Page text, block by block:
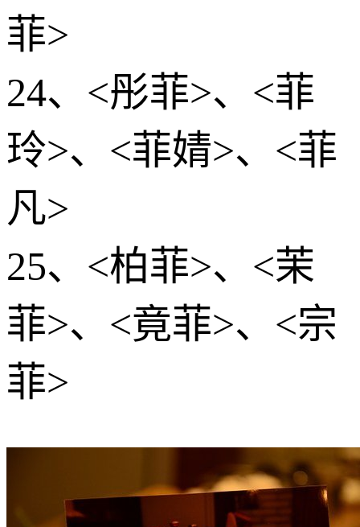
菲>
24、<彤菲>、<菲
玲>、<菲婧>、<菲
凡>
25、<柏菲>、<茉
菲>、<竟菲>、<宗
菲>